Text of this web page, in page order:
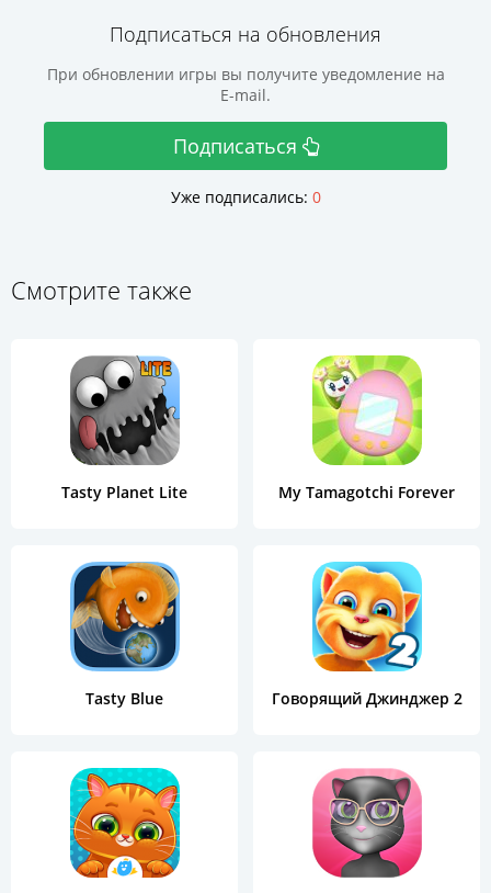
Подписаться на обновления
При обновлении игры вы получите уведомление на
E-mail.
Подписаться
Уже подписались: 0
Смотрите также
Tasty Planet Lite My Tamagotchi Forever
Tasty Blue Говорящий Джинджер 2